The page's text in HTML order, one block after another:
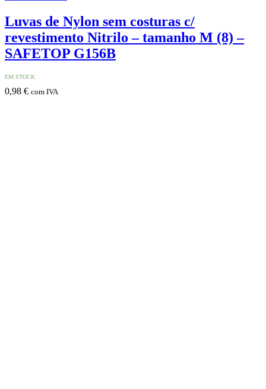
Luvas de Nylon sem costuras c/
revestimento Nitrilo – tamanho M (8) –
SAFETOP G156B
EM STOCK
0,98 € com IVA